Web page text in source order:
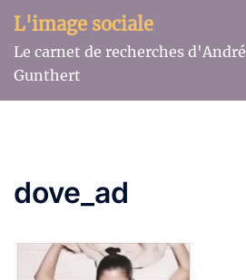
Aller
au
contenu
L'image sociale
Le carnet de recherches d'André
Gunthert
dove_ad